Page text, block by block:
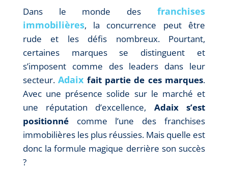
Dans le monde desfranchises
immobilières, la concurrence peut être
rude et les défis nombreux. Pourtant,
certaines marques se distinguent et
s’imposent comme des leaders dans leur
secteur.Adaix fait partie de ces marques.
Avec une présence solide sur le marché et
une réputation d’excellence, Adaix s’est
positionnécomme l’une des franchises
immobilières les plus réussies. Mais quelle est
donc la formule magique derrière son succès
?